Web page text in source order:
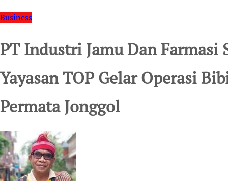
Business
PT Industri Jamu Dan Farmasi
Yayasan TOP Gelar Operasi
Permata Jonggol